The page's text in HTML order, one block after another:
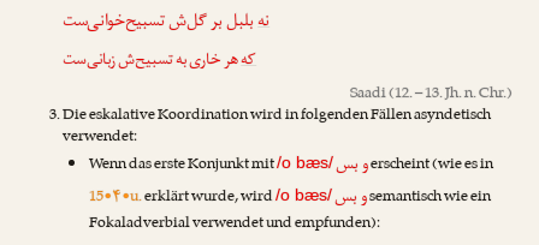
نهبلبل بر گل‌ش تسبیح‌خوانی‌ست
کههر خاری به تسبیح‌ش زبانی‌ست
Saadi(12. – 13. Jh. n. Chr.)
Die eskalative Koordination wird in folgenden Fällen asyndetisch
verwendet:
Wenn das erste Konjunkt mit/o bæs/و بسerscheint (wie es in
15•۴•u.erklärt wurde, wird/o bæs/و بسsemantisch wie ein
Fokaladverbial verwendet und empfunden):